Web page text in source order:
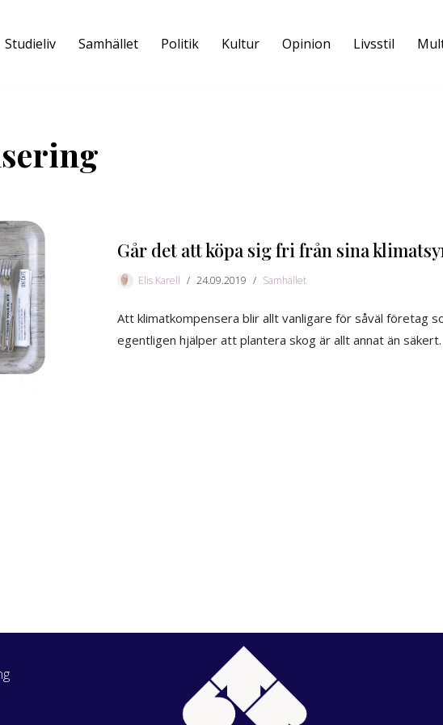
Studieliv Samhället Politik Kultur Opinion Livsstil
Går det att köpa sig fri från sina
Elis Karell 24.09.2019 Samhället
Att klimatkompensera blir allt vanligare för såväl företag
egentligen hjälper att plantera skog är allt annat än säkert.